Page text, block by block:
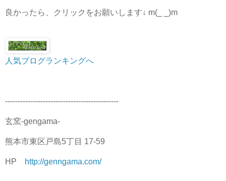
良かったら、クリックをお願いします↓ m(_ _)m
人気ブログランキングへ
---------------------------------------------
玄窯-gengama-
熊本市東区戸島5丁目 17-59
HP http://genngama.com/